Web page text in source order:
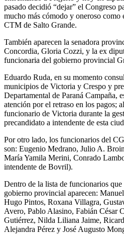
pasado decidió “dejar” el Congreso
mucho más cómodo y oneroso como
CTM de Salto Grande.
También aparecen la senadora
Concordia, Gloria Cozzi, y la ex
funcionaria del gobierno provincial
Eduardo Ruda, en su momento
municipios de Victoria y Crespo y
Departamental de Paraná Campaña,
atención por el retraso en los pagos;
funcionario de Victoria durante la
precandidato a intendente de esta
Por otro lado, los funcionarios del
son: Eugenio Medrano, Julio A.
María Yamila Merini, Conrado
intendente de Bovril).
Dentro de la lista de funcionarios
gobierno provincial aparecen:
Hugo Pintos, Roxana Villagra,
Avero, Pablo Alasino, Fabián César
Gutiérrez, Nilda Liliana Jaime,
Alejandra Pérez y José Augusto